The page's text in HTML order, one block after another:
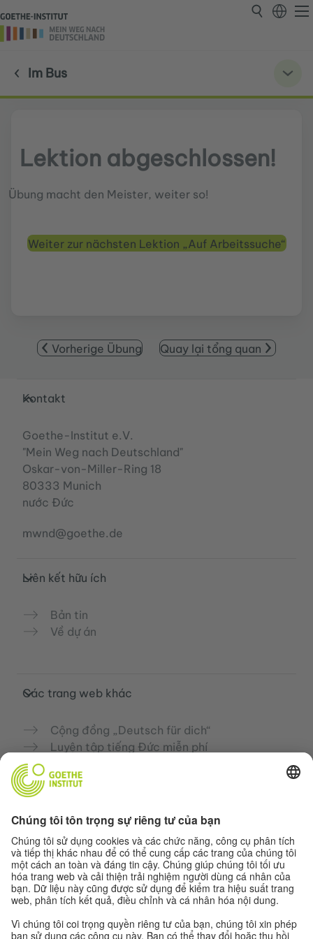
Im Bus
Lektion abgeschlossen!
Übung macht den Meister, weiter so!
Weiter zur nächsten Lektion „Auf Arbeitssuche“
Vorherige Übung Quay lại tổng quan
Service- und Informationsbereich
Kontakt
Goethe-Institut e.V.
"Mein Weg nach Deutschland"
Oskar-von-Miller-Ring 18
80333 Munich
nước Đức
mwnd@goethe.de
Liên kết hữu ích
Bản tin
Về dự án
Các trang web khác
Cộng đồng „Deutsch für dich“
Luyện tập tiếng Đức miễn phí
Institut
Quyền riêng tư và khả năng tiếp cận
Cài đặt quyền riêng tư